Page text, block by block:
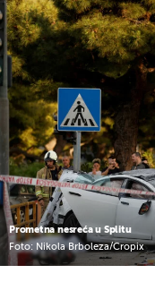
Prometna nesreća u Splitu
Foto: Nikola Brboleza/Cropix